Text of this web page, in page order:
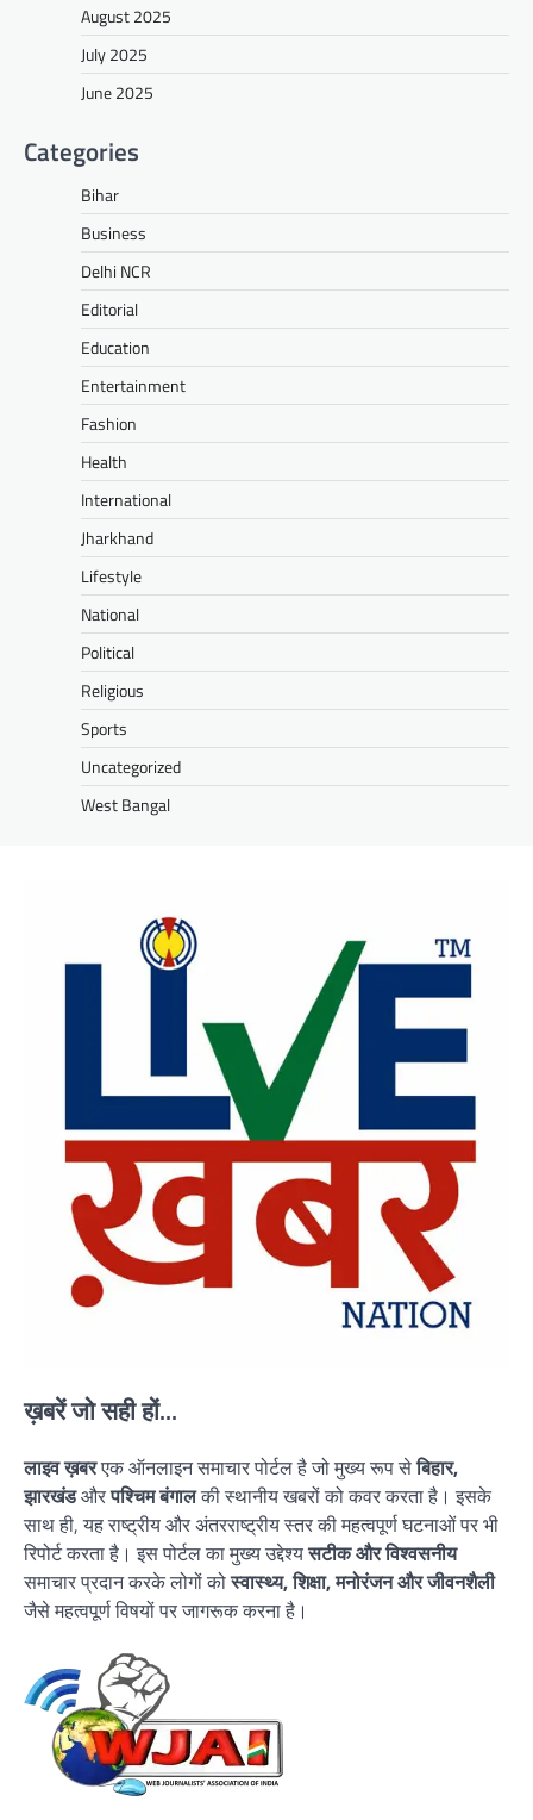
August 2025
July 2025
June 2025
Categories
Bihar
Business
Delhi NCR
Editorial
Education
Entertainment
Fashion
Health
International
Jharkhand
Lifestyle
National
Political
Religious
Sports
Uncategorized
West Bangal
ख़बरें जो सही हों...
लाइव ख़बरएक ऑनलाइन समाचार पोर्टल है जो मुख्य रूप सेबिहार,
झारखंडऔरपश्चिम बंगालकी स्थानीय खबरों को कवर करता है। इसके
साथ ही, यह राष्ट्रीय और अंतरराष्ट्रीय स्तर की महत्वपूर्ण घटनाओं पर भी
रिपोर्ट करता है। इस पोर्टल का मुख्य उद्देश्यसटीक और विश्वसनीय
समाचार प्रदान करके लोगों कोस्वास्थ्य, शिक्षा, मनोरंजन और जीवनशैली
जैसे महत्वपूर्ण विषयों पर जागरूक करना है।